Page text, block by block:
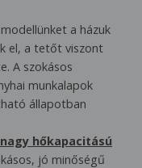
a házuk
el, a tetőt viszont
A szokásos
munkalapok
állapotban
hőkapacitású
jó minőségű